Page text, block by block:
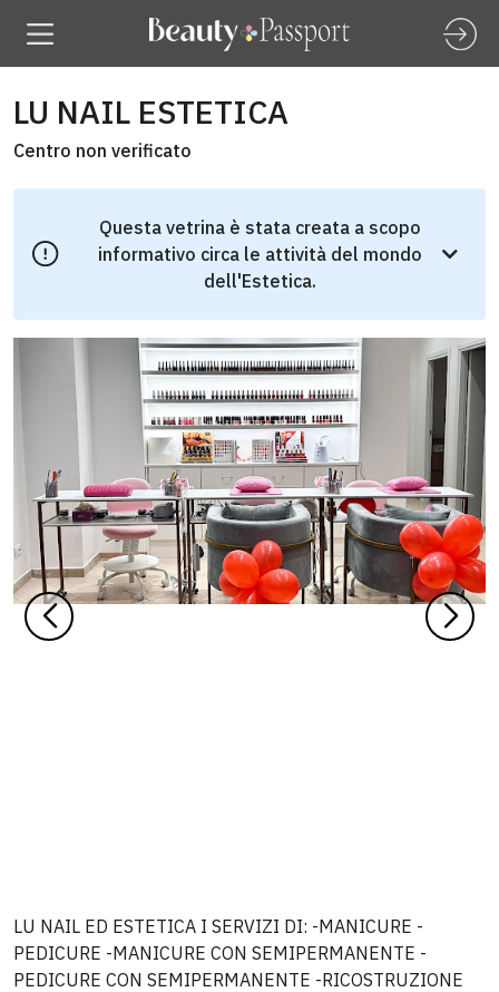
LU NAIL ESTETICA
Centro non verificato
Questa vetrina è stata creata a scopo
informativo circa le attività del mondo
dell'Estetica.
LU NAIL ED ESTETICA I SERVIZI DI: -MANICURE -
PEDICURE -MANICURE CON SEMIPERMANENTE -
PEDICURE CON SEMIPERMANENTE -RICOSTRUZIONE